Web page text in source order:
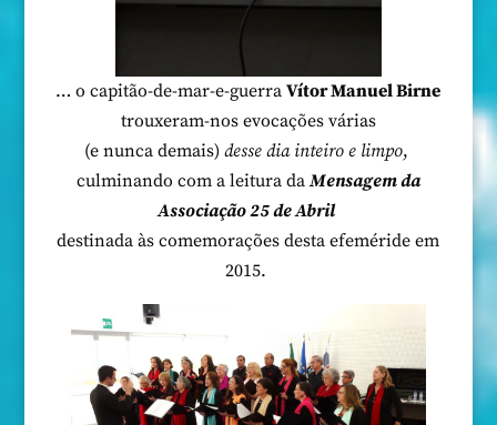
… o capitão-de-mar-e-guerraVítor Manuel Birne
trouxeram-nos evocações várias
(e nunca demais) desse dia inteiro e limpo,
culminando com a leitura daMensagem da
Associação 25 de Abril
destinada às comemorações desta efeméride em
2015.